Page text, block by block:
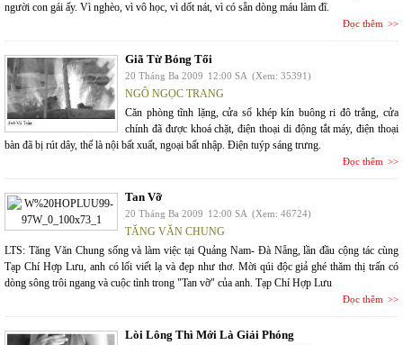
người con gái ấy. Vì nghèo, vì vô học, vì dốt nát, vì có sẵn dòng máu làm đĩ.
Đọc thêm
Giã Từ Bóng Tối
20 Tháng Ba 2009 12:00 SA (Xem: 35391)
NGÔ NGỌC TRANG
Căn phòng tĩnh lặng, cửa sổ khép kín buông ri đô trắng, cửa
chính đã được khoá chặt, điện thoại di động tắt máy, điện thoại
bàn đã bị rút dây, thế là nội bất xuất, ngoại bất nhập. Điện tuýp sáng trưng.
Đọc thêm
Tan Vỡ
20 Tháng Ba 2009 12:00 SA (Xem: 46724)
TĂNG VĂN CHUNG
LTS: Tăng Văn Chung sống và làm việc tại Quảng Nam- Đà Nẵng, lần đầu cộng tác cùng
Tạp Chí Hợp Lưu, anh có lối viết lạ và đẹp như thơ. Mời qúi độc giả ghé thăm thị trấn có
dòng sông trôi ngang và cuộc tình trong "Tan vỡ" của anh. Tạp Chí Hợp Lưu
Đọc thêm
Lòi Lông Thì Mới Là Giải Phóng